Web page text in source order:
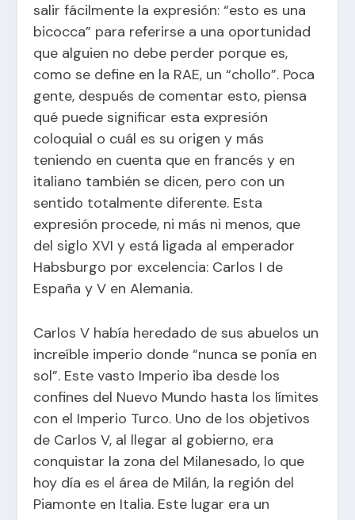
salir fácilmente la expresión: “esto es una
bicocca” para referirse a una oportunidad
que alguien no debe perder porque es,
como se define en la RAE, un “chollo”. Poca
gente, después de comentar esto, piensa
qué puede significar esta expresión
coloquial o cuál es su origen y más
teniendo en cuenta que en francés y en
italiano también se dicen, pero con un
sentido totalmente diferente. Esta
expresión procede, ni más ni menos, que
del siglo XVI y está ligada al emperador
Habsburgo por excelencia: Carlos I de
España y V en Alemania.
Carlos V había heredado de sus abuelos un
increíble imperio donde “nunca se ponía en
sol”. Este vasto Imperio iba desde los
confines del Nuevo Mundo hasta los límites
con el Imperio Turco. Uno de los objetivos
de Carlos V, al llegar al gobierno, era
conquistar la zona del Milanesado, lo que
hoy día es el área de Milán, la región del
Piamonte en Italia. Este lugar era un